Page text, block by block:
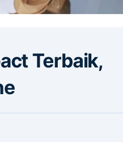
Terbaik,